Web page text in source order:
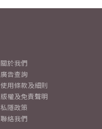
關於我們
廣告查詢
使用條款及細則
版權及免責聲明
私隱政策
聯絡我們